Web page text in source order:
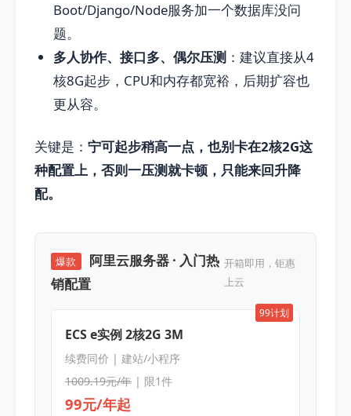
Boot/Django/Node服务加一个数据库没问
题。
多人协作、接口多、偶尔压测 ：建议直接从4
核8G起步，CPU和内存都宽裕，后期扩容也
更从容。
关键是： 宁可起步稍高一点，也别卡在2核2G这
种配置上，否则一压测就卡顿，只能来回升降
配。
爆款
阿里云服务器 · 入门热
销配置
开箱即用，钜惠
上云
99计划
ECS e实例 2核2G 3M
续费同价 | 建站/小程序
1009.19元/年| 限1件
99元/年起